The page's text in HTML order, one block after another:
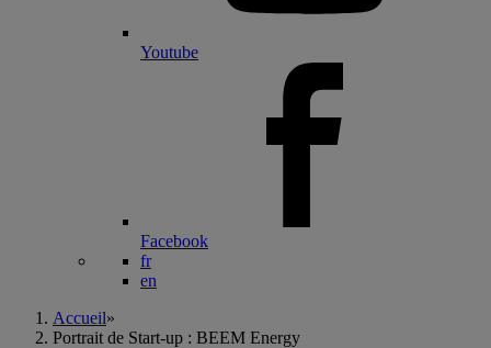
Youtube
Facebook
fr
en
Accueil»
Portrait de Start-up : BEEM Energy